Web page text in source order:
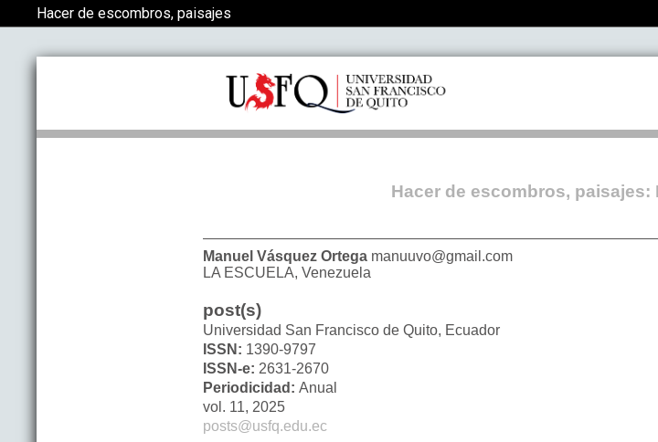
Volver a los detalles del artículo
Hacer de escombros, paisajes